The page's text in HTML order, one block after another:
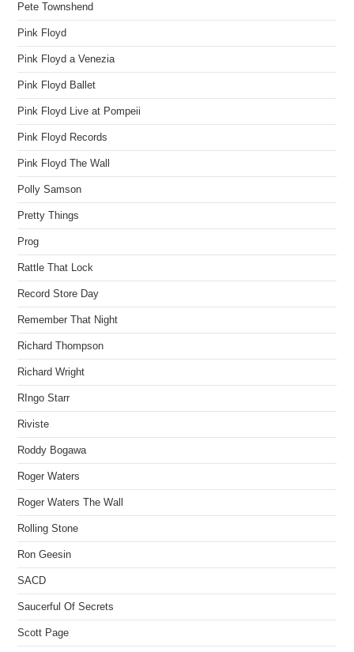
Pete Townshend
Pink Floyd
Pink Floyd a Venezia
Pink Floyd Ballet
Pink Floyd Live at Pompeii
Pink Floyd Records
Pink Floyd The Wall
Polly Samson
Pretty Things
Prog
Rattle That Lock
Record Store Day
Remember That Night
Richard Thompson
Richard Wright
RIngo Starr
Riviste
Roddy Bogawa
Roger Waters
Roger Waters The Wall
Rolling Stone
Ron Geesin
SACD
Saucerful Of Secrets
Scott Page